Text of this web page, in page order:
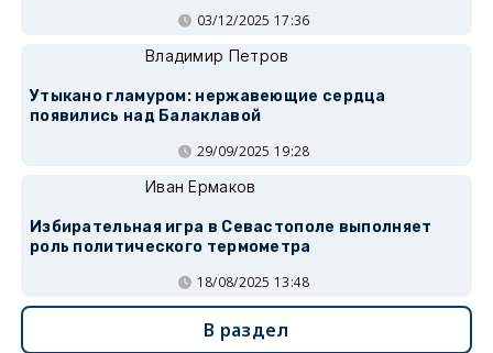
03/12/2025 17:36
Владимир Петров
Утыкано гламуром: нержавеющие сердца
появились над Балаклавой
29/09/2025 19:28
Иван Ермаков
Избирательная игра в Севастополе выполняет
роль политического термометра
18/08/2025 13:48
В раздел